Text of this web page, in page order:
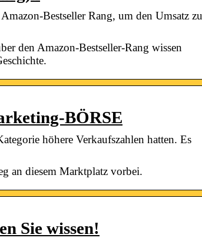
Bestseller Rang, um den Umsatz zu
den Amazon-Bestseller-Rang wissen
BÖRSE
höhere Verkaufszahlen hatten. Es
an diesem Marktplatz vorbei.
Sie wissen!